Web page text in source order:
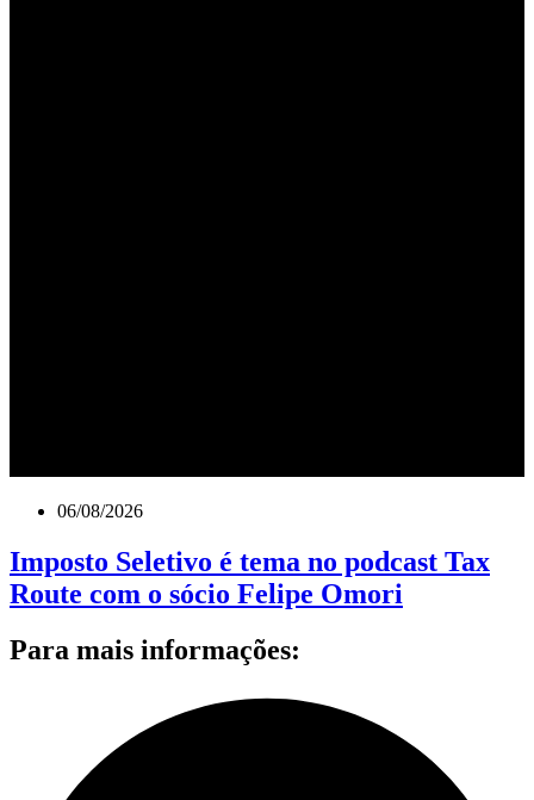
06/08/2026
Imposto Seletivo é tema no podcast Tax
Route com o sócio Felipe Omori
Para mais informações: